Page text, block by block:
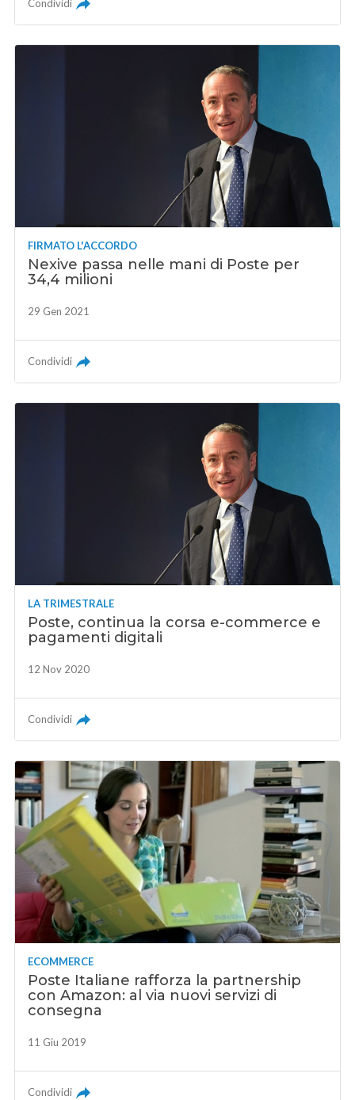
Condividi
FIRMATO L'ACCORDO
Nexive passa nelle mani di Poste per
34,4 milioni
29 Gen 2021
Condividi
LA TRIMESTRALE
Poste, continua la corsa e-commerce e
pagamenti digitali
12 Nov 2020
Condividi
ECOMMERCE
Poste Italiane rafforza la partnership
con Amazon: al via nuovi servizi di
consegna
11 Giu 2019
Condividi